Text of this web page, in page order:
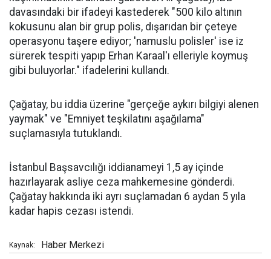
davasındaki bir ifadeyi kastederek "500 kilo altının
kokusunu alan bir grup polis, dışarıdan bir çeteye
operasyonu taşere ediyor; 'namuslu polisler' ise iz
sürerek tespiti yapıp Erhan Karaal'ı elleriyle koymuş
gibi buluyorlar." ifadelerini kullandı.
Çağatay, bu iddia üzerine "gerçeğe aykırı bilgiyi alenen
yaymak" ve "Emniyet teşkilatını aşağılama"
suçlamasıyla tutuklandı.
İstanbul Başsavcılığı iddianameyi 1,5 ay içinde
hazırlayarak asliye ceza mahkemesine gönderdi.
Çağatay hakkında iki ayrı suçlamadan 6 aydan 5 yıla
kadar hapis cezası istendi.
Kaynak: Haber Merkezi